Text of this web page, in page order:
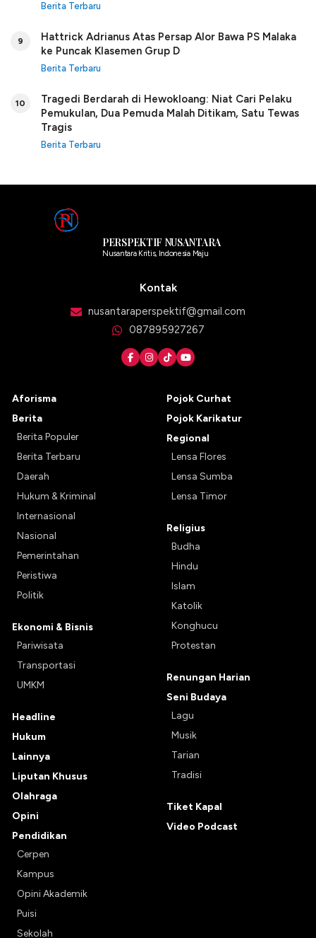
Berita Terbaru
9
Hattrick Adrianus Atas Persap Alor Bawa PS Malaka
ke Puncak Klasemen Grup D
Berita Terbaru
10
Tragedi Berdarah di Hewokloang: Niat Cari Pelaku
Pemukulan, Dua Pemuda Malah Ditikam, Satu Tewas
Tragis
Berita Terbaru
PERSPEKTIF NUSANTARA
Nusantara Kritis, Indonesia Maju
Kontak
nusantaraperspektif@gmail.com
087895927267
Aforisma
Berita
Berita Populer
Berita Terbaru
Daerah
Hukum & Kriminal
Internasional
Nasional
Pemerintahan
Peristiwa
Politik
Ekonomi & Bisnis
Pariwisata
Transportasi
UMKM
Headline
Hukum
Lainnya
Liputan Khusus
Olahraga
Opini
Pendidikan
Cerpen
Kampus
Opini Akademik
Puisi
Sekolah
Pojok Curhat
Pojok Karikatur
Regional
Lensa Flores
Lensa Sumba
Lensa Timor
Religius
Budha
Hindu
Islam
Katolik
Konghucu
Protestan
Renungan Harian
Seni Budaya
Lagu
Musik
Tarian
Tradisi
Tiket Kapal
Video Podcast